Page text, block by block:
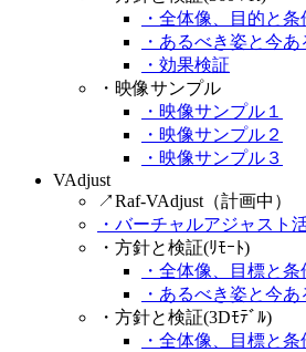
・全体像、目的と条
・あるべき姿と今
・効果検証
・映像サンプル
・映像サンプル１
・映像サンプル２
・映像サンプル３
VAdjust
↗Raf-VAdjust（計画中）
・バーチャルアジャスト
・方針と検証(ﾘﾓｰﾄ)
・全体像、目標と条
・あるべき姿と今
・方針と検証(3Dﾓﾃﾞﾙ)
・全体像、目標と条